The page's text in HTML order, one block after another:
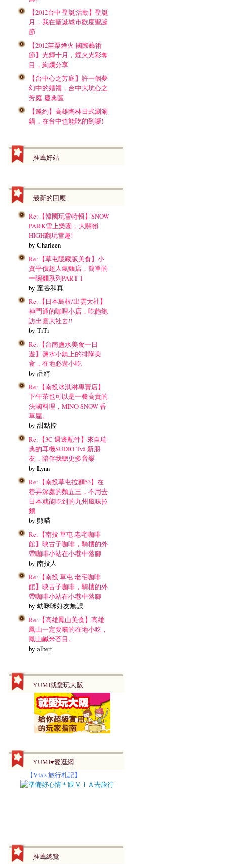
【2012台中 聖誕活動】聖誕
月，我在聖誕城市歡度聖誕
節
【2012苗栗煙火 國際藝術
節】光輝十月，煙火光彩奪
目，絢爛分享
【台中心之芳庭】許一個夢
幻中的婚禮，台中大坑心之
芳庭-慶典區
【邀約】高雄陶林日式涮涮
鍋，在台中也能吃的到囉!
推薦好站
最新的回應
Re:【韓國玩雪特輯】SNOW
PARK雪上樂園，大關嶺
HIGH翻玩雪趣!
by Charleen
Re:【草屯隱藏版美食】小
資平價超人氣麵店，簡單的
一碗麵系列PART 1
by 童谷和真
Re:【日本島根/出雲大社】
神門通的咖哩小店，吃飽飽
訪出雲大社去!!
by TiTi
Re:【台南鹽水美食一日
遊】鹽水小鎮上的排隊美
食，在地必遊小吃
by 品綺
Re:【南投冰淇淋專賣店】
下午茶也可以是一餐高貴的
法國料理，MINO SNOW 香
草屋。
by 甜點控
Re:【3C 週邊配件】來自瑞
典的耳機SUDIO Två 新朋
友，陪伴我聽更多音樂
by Lynn
Re:【南投草屯拉麵53】在
巷弄深處的麵五三，不用去
日本就能吃到的九州風味拉
麵
by 熊喵
Re:【南投 草屯 老宅咖啡
館】映古子咖啡，騎樓的外
帶咖啡小站在小巷中落腳
by 南投人
Re:【南投 草屯 老宅咖啡
館】映古子咖啡，騎樓的外
帶咖啡小站在小巷中落腳
by 幼咪咪好友無誤
Re:【高雄鳳山美食】高雄
鳳山一定要嚐的在地小吃，
鳳山鹹米荅目。
by albert
YUMI就愛玩大阪
YUMI♥愛逛網
【Via's 旅行札記】
推薦總覽